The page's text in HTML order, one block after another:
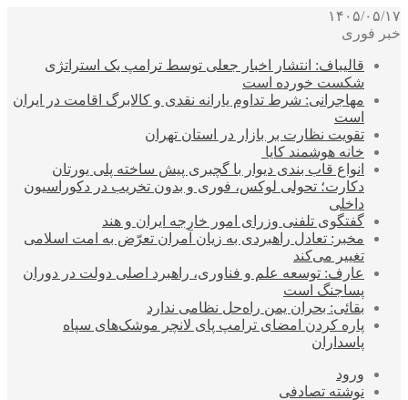
۱۴۰۵/۰۵/۱۷
خبر فوری
قالیباف: انتشار اخبار جعلی توسط ترامپ یک استراتژی
شکست خورده است
مهاجرانی: شرط تداوم یارانه نقدی و کالابرگ اقامت در ایران
است
تقویت نظارت بر بازار در استان تهران
خانه هوشمند کایا
انواع قاب بندی دیوار با گچبری پیش ساخته پلی یورتان
دکارت؛ تحولی لوکس، فوری و بدون تخریب در دکوراسیون
داخلی
گفتگوی تلفنی وزرای امور خارجه ایران و هند
مخبر: تعادل راهبردی به زیان آمران تعرّض به امت اسلامی
تغییر می‌کند
عارف: توسعه علم و فناوری، راهبرد اصلی دولت در دوران
پساجنگ است
بقائی: بحران یمن راه‌حل نظامی ندارد
پاره کردن امضای ترامپ پای لانچر موشک‌های سپاه
پاسداران
ورود
نوشته تصادفی